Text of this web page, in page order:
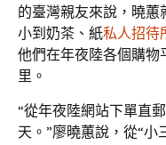
的臺灣親友來說，曉蕙
小到奶茶、紙私人招待
他們在年夜陸各個購物
里。
“從年夜陸網站下單直
天。”廖曉蕙說，從“